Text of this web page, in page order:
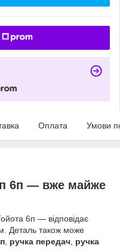
Оплата Умови
6п — вже майже
6п — відповідає
Деталь також може
, ручка передач, ручка